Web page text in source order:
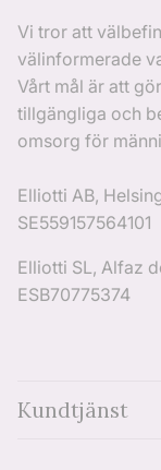
Vi tror att
välinformerade
Vårt mål är att
tillgängliga och
omsorg för
Elliotti AB,
SE559157564101
Elliotti SL, Alfaz
ESB70775374
Kundtjänst